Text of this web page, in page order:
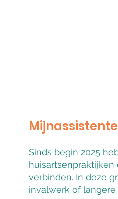
Sinds begin 2025
verbinden. In deze
invalwerk of